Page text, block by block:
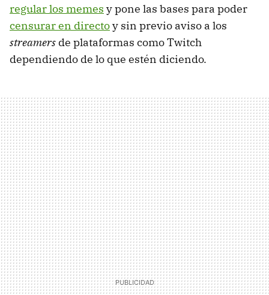
regular los memes y pone las bases para poder
censurar en directoy sin previo aviso a los
streamers de plataformas como Twitch
dependiendo de lo que estén diciendo.